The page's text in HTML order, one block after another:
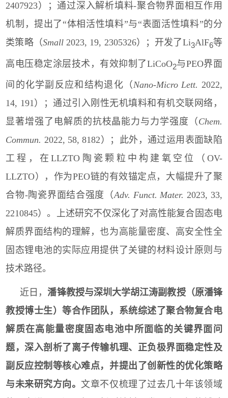
2407923）；通过深入解析填料-聚合物界面相互作用
机制，提出了 “体相活性填料”与 “表面活性填料”的分
类策略（Small2023, 19, 2305326）；开发了Li3AlF6等
高电压稳定涂层技术，有效抑制了LiCoO2与PEO界面
间的化学副反应和结构退化（Nano-Micro Lett. 2022,
14, 191）；通过引入刚性无机填料和有机交联网络，
显著增强了电解质的抗枝晶能力与力学强度（ Chem.
Commun. 2022, 58, 8182 ）；此外，通过运用表面缺陷
工程，在LLZTO 陶瓷颗粒中构建氧空位（ OV-
LLZTO），作为PEO链的有效锚定点，大幅提升了聚
合物-陶瓷界面结合强度（Adv. Funct. Mater. 2023, 33,
2210845）。上述研究不仅深化了对高性能复合固态电
解质界面结构的理解，也为高能量密度、高安全性全
固态锂电池的实际应用提供了关键的材料设计原则与
技术路径。
近日，潘锋教授与深圳大学胡江涛副教授（原潘锋
教授博士生）等合作团队，系统综述了聚合物复合电
解质在高能量密度固态电池中所面临的关键界面问
题，深入剖析了离子传输机理、正负极界面稳定性及
副反应控制等核心难点，并提出了创新性的优化策略
与未来研究方向。 文章不仅梳理了过去几十年该领域